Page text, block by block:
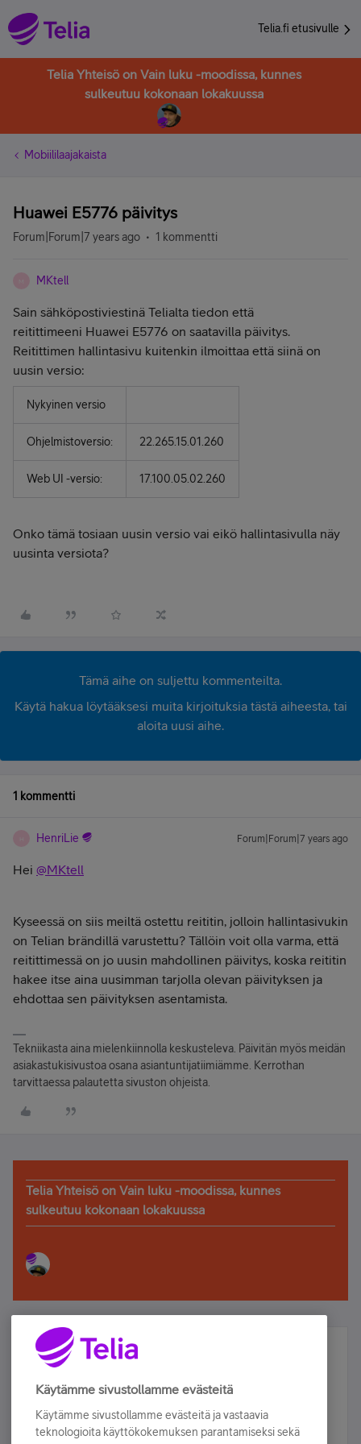
Telia.fi etusivulle
Telia Yhteisö on Vain luku -moodissa, kunnes
sulkeutuu kokonaan lokakuussa
Mobiililaajakaista
Huawei E5776 päivitys
Forum|Forum|7 years ago 1 kommentti
MKtell
Sain sähköpostiviestinä Telialta tiedon että
reitittimeeni Huawei E5776 on saatavilla päivitys.
Reitittimen hallintasivu kuitenkin ilmoittaa että siinä on
uusin versio:
Nykyinen versio
Ohjelmistoversio: 22.265.15.01.260
Web UI -versio: 17.100.05.02.260
Onko tämä tosiaan uusin versio vai eikö hallintasivulla näy
uusinta versiota?
Tämä aihe on suljettu kommenteilta.
Käytä hakua löytääksesi muita kirjoituksia tästä aiheesta, tai
aloita uusi aihe.
1 kommentti
HenriLie Forum|Forum|7 years ago
Hei @MKtell
Kyseessä on siis meiltä ostettu reititin, jolloin hallintasivukin
on Telian brändillä varustettu? Tällöin voit olla varma, että
reitittimessä on jo uusin mahdollinen päivitys, koska reititin
hakee itse aina uusimman tarjolla olevan päivityksen ja
ehdottaa sen päivityksen asentamista.
Tekniikasta aina mielenkiinnolla keskusteleva. Päivitän myös meidän
asiakastukisivustoa osana asiantuntijatiimiämme. Kerrothan
tarvittaessa palautetta sivuston ohjeista.
Telia Yhteisö on Vain luku -moodissa, kunnes
sulkeutuu kokonaan lokakuussa
Älä jää paitsi – osallistu ja voita!
Tilaa Telian uutiskirje ja olet mukana arvonnassa.
sähköpostiisi.
Käytämme sivustollamme evästeitä
Käytämme sivustollamme evästeitä ja vastaavia
teknologioita käyttökokemuksen parantamiseksi sekä